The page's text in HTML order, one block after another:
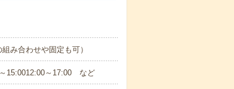
み合わせや固定も可）
15:0012:00～17:00 など